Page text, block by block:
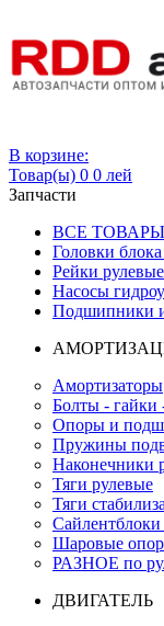
В корзине:
Товар(ы) 0 0 лей
Запчасти
ВСЕ ТОВАРЫ
Головки
Рейки рулевые
Насосы
Подшипники
Амортизаторы
Болты - гайки
Опоры и
Пружины
Наконечники
Тяги рулевые
Тяги
Сайлентблоки
Шаровые
РАЗНОЕ по
ДВИГАТЕЛЬ